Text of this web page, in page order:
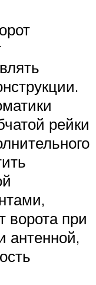
рейки
ворота при
антенной,